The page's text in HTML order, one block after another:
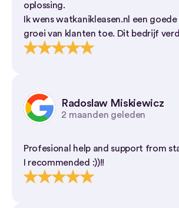
oplossing.
Ik wens watkanikleasen.nl een
groei van klanten toe. Dit bedrijf
Radoslaw Miskiewicz
2 maanden geleden
Profesional help and support from
I recommended :))!!